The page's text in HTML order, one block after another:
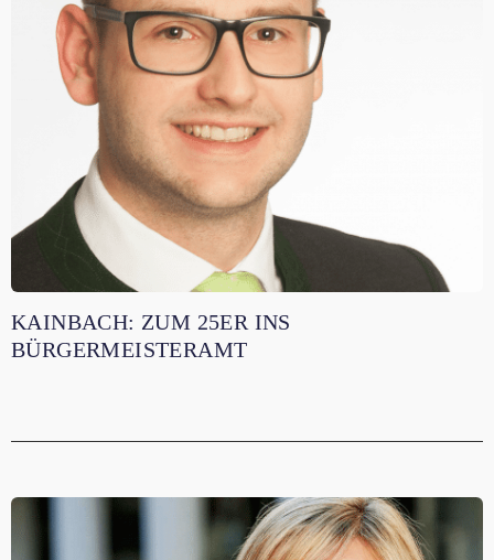
KAINBACH: ZUM 25ER INS
BÜRGERMEISTERAMT